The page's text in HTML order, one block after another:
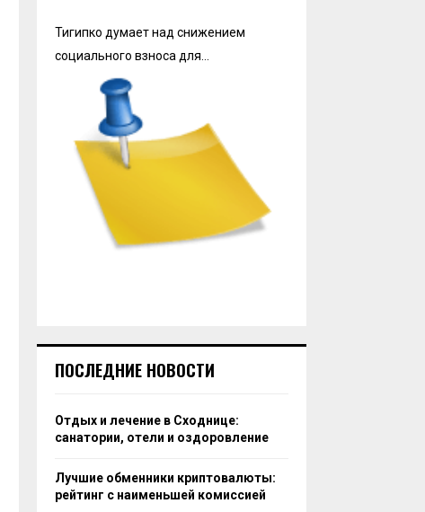
Тигипко думает над снижением
социального взноса для…
ПОСЛЕДНИЕ НОВОСТИ
Отдых и лечение в Сходнице:
санатории, отели и оздоровление
Лучшие обменники криптовалюты:
рейтинг с наименьшей комиссией